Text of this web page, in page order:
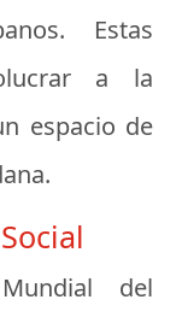
Estas
a la
espacio de
del